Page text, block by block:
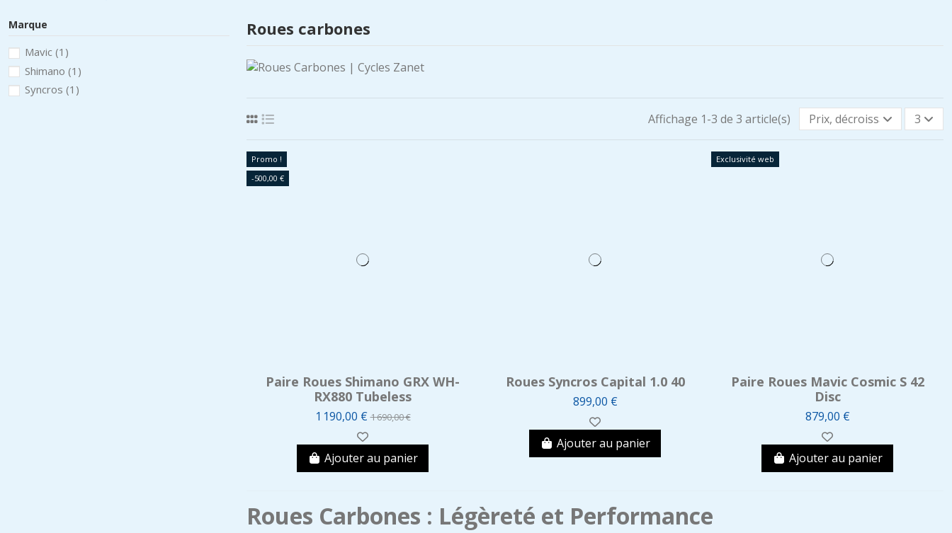
Roues carbones
Affichage 1-3 de 3 article(s) Prix, décroissant 3
Promo !
-500,00 €
Paire Roues Shimano GRX WH-
RX880 Tubeless
1 190,00 €1 690,00 €
Ajouter au panier
Roues Syncros Capital 1.0 40
899,00 €
Ajouter au panier
Exclusivité web
Paire Roues Mavic Cosmic S 42
Disc
879,00 €
Ajouter au panier
Roues Carbones : Légèreté et Performance
Marque
Mavic (1)
Shimano (1)
Syncros (1)